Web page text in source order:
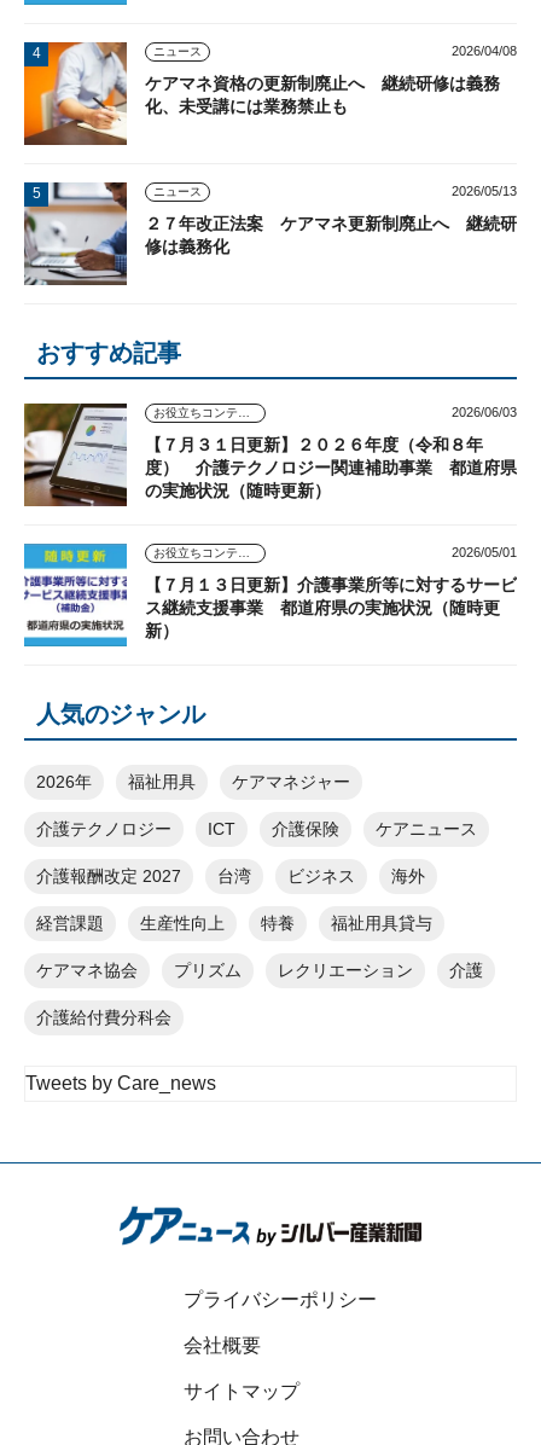
ニュース 2026/04/08
ケアマネ資格の更新制廃止へ 継続研修は義務
化、未受講には業務禁止も
ニュース 2026/05/13
２７年改正法案 ケアマネ更新制廃止へ 継続研
修は義務化
おすすめ記事
2026/06/03
【７月３１日更新】２０２６年度（令和８年
度） 介護テクノロジー関連補助事業 都道府県
の実施状況（随時更新）
2026/05/01
【７月１３日更新】介護事業所等に対するサービ
ス継続支援事業 都道府県の実施状況（随時更
新）
人気のジャンル
2026年 福祉用具 ケアマネジャー
介護テクノロジー ICT 介護保険 ケアニュース
介護報酬改定 2027 台湾 ビジネス 海外
経営課題 生産性向上 特養 福祉用具貸与
ケアマネ協会 プリズム レクリエーション 介護
介護給付費分科会
Tweets by Care_news
プライバシーポリシー
会社概要
サイトマップ
お問い合わせ